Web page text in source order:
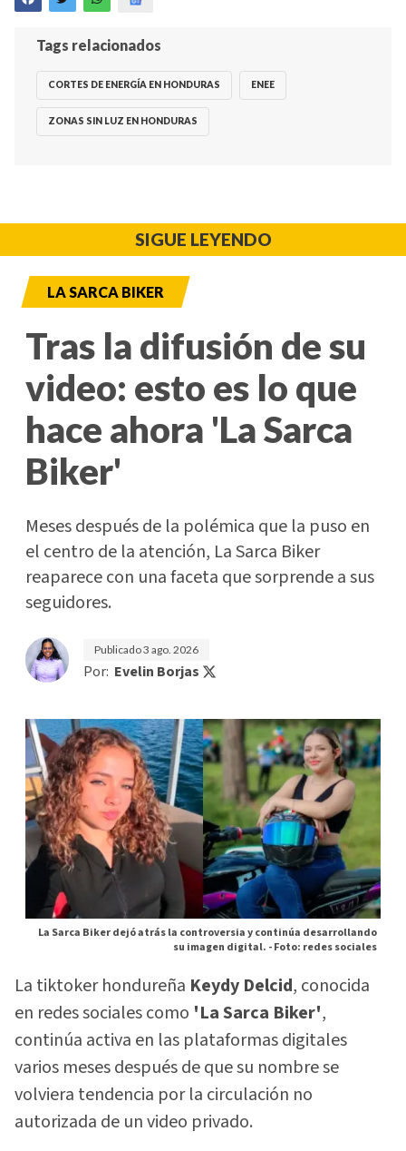
Tags relacionados
CORTES DE ENERGÍA EN HONDURAS ENEE
ZONAS SIN LUZ EN HONDURAS
SIGUE LEYENDO
LA SARCA BIKER
Tras la difusión de su
video: esto es lo que
hace ahora 'La Sarca
Biker'
Meses después de la polémica que la puso en
el centro de la atención, La Sarca Biker
reaparece con una faceta que sorprende a sus
seguidores.
Publicado3 ago. 2026
Por: Evelin Borjas
La Sarca Biker dejó atrás la controversia y continúa desarrollando
su imagen digital. -Foto: redes sociales
La tiktoker hondureña Keydy Delcid, conocida
en redes sociales como 'La Sarca Biker',
continúa activa en las plataformas digitales
varios meses después de que su nombre se
volviera tendencia por la circulación no
autorizada de un video privado.